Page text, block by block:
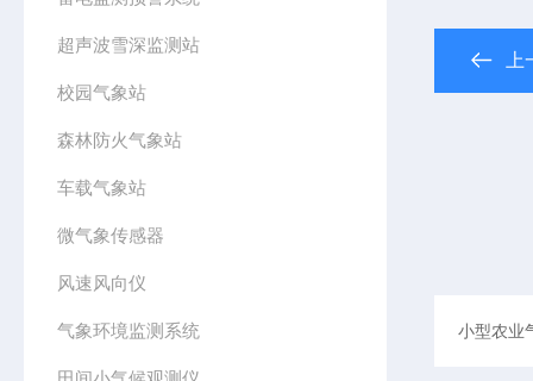
超声波雪深监测站
校园气象站
森林防火气象站
车载气象站
微气象传感器
风速风向仪
气象环境监测系统